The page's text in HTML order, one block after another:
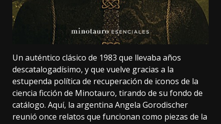
Un auténtico clásico de 1983 que llevaba años
descatalogadísimo, y que vuelve gracias a la
estupenda política de recuperación de iconos de la
ciencia ficción de Minotauro, tirando de su fondo de
catálogo. Aquí, la argentina Angela Gorodischer
reunió once relatos que funcionan como piezas de la